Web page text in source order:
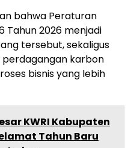
bahwa Peraturan
Tahun 2026 menjadi
tersebut, sekaligus
karbon
bisnis yang lebih
KWRI Kabupaten
Tahun Baru